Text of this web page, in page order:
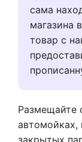
сама
магазина
товар с
Размещайте
автомойках,